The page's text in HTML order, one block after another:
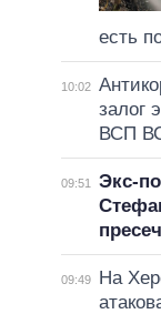
есть
10:02
залог
ВСП
09:51
Экс-
09:49
На